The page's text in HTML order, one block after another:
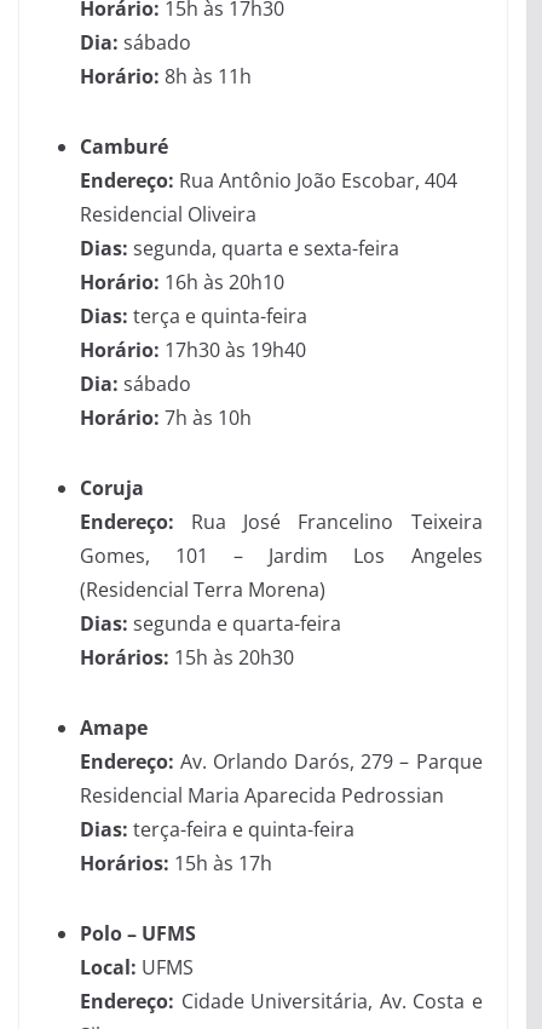
Horário: 15h às 17h30
Dia: sábado
Horário: 8h às 11h
Camburé
Endereço: Rua Antônio João Escobar, 404
Residencial Oliveira
Dias: segunda, quarta e sexta-feira
Horário: 16h às 20h10
Dias: terça e quinta-feira
Horário: 17h30 às 19h40
Dia: sábado
Horário: 7h às 10h
Coruja
Endereço: Rua José Francelino Teixeira
Gomes, 101 – Jardim Los Angeles
(Residencial Terra Morena)
Dias: segunda e quarta-feira
Horários: 15h às 20h30
Amape
Endereço:Av. Orlando Darós, 279 – Parque
Residencial Maria Aparecida Pedrossian
Dias: terça-feira e quinta-feira
Horários: 15h às 17h
Polo – UFMS
Local: UFMS
Endereço: Cidade Universitária, Av. Costa e